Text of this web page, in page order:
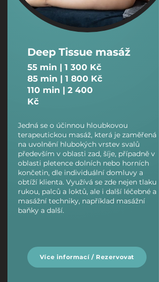
Deep Tissue masáž
​55 min | 1 300 Kč
85 min | 1 800 Kč
110 min | 2 400
Kč
Jedná se o účinnou hloubkovou
terapeutickou masáž, která je zaměřená
na uvolnění hlubokých vrstev svalů
především v oblasti zad, šíje, případně v
oblasti pletence dolních nebo horních
končetin, dle individuální domluvy a
obtíží klienta. Využívá se zde nejen tlaku
rukou, palců a loktů, ale i další léčebné a
masážní techniky, například masážní
baňky a další.
Více informací / Rezervovat